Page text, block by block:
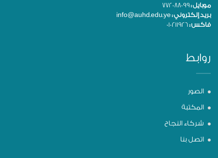
موبايل :
بريد إلكتروني :
فاكس :
روابط
الصور
المكتبة
شركاء النجاح
اتصل بنا